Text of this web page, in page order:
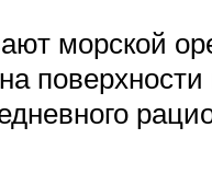
морской